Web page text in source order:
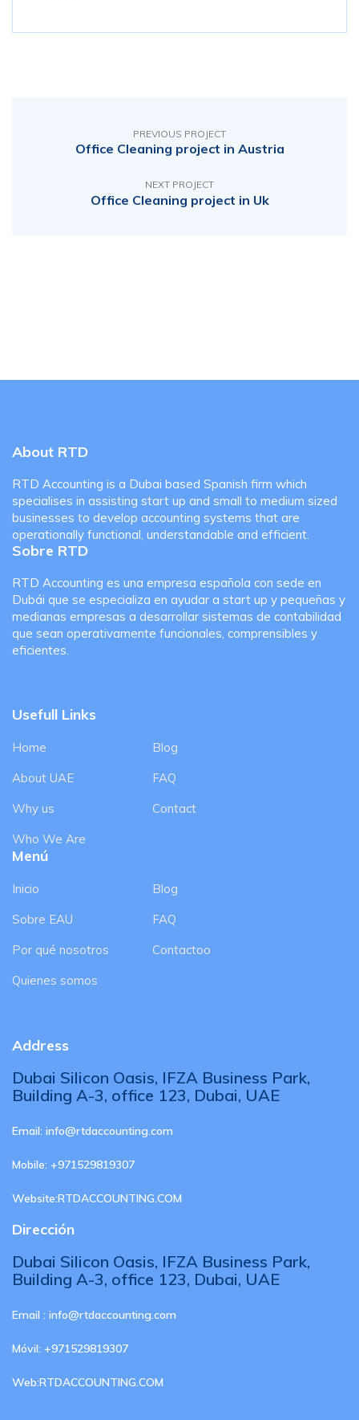
PREVIOUS PROJECT
Office Cleaning project in Austria
NEXT PROJECT
Office Cleaning project in Uk
About RTD
RTD Accounting is a Dubai based Spanish firm which
specialises in assisting start up and small to medium sized
businesses to develop accounting systems that are
operationally functional, understandable and efficient.
Sobre RTD
RTD Accounting es una empresa española con sede en
Dubái que se especializa en ayudar a start up y pequeñas y
medianas empresas a desarrollar sistemas de contabilidad
que sean operativamente funcionales, comprensibles y
eficientes.
Usefull Links
Home
About UAE
Why us
Who We Are
Blog
FAQ
Contact
Menú
Inicio
Sobre EAU
Por qué nosotros
Quienes somos
Blog
FAQ
Contactoo
Address
Dubai Silicon Oasis, IFZA Business Park,
Building A-3, office 123, Dubai, UAE
Email: info@rtdaccounting.com
Mobile: +971529819307
Website:RTDACCOUNTING.COM
Dirección
Dubai Silicon Oasis, IFZA Business Park,
Building A-3, office 123, Dubai, UAE
Email : info@rtdaccounting.com
Móvil: +971529819307
Web:RTDACCOUNTING.COM